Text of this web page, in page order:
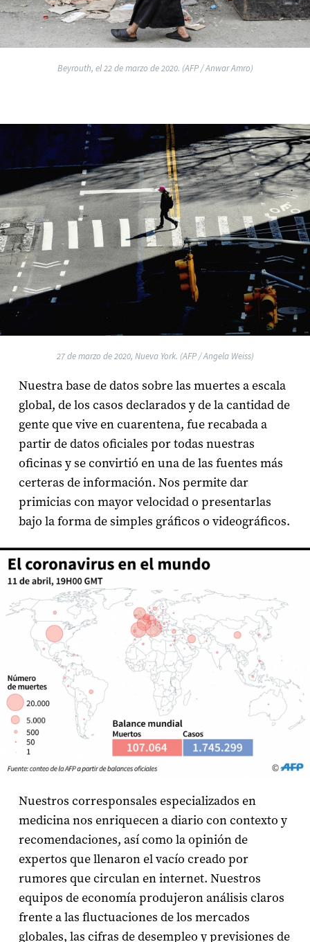
Beyrouth, el 22 de marzo de 2020. (AFP / Anwar Amro)
27 de marzo de 2020, Nueva York. (AFP / Angela Weiss)
Nuestra base de datos sobre las muertes a escala
global, de los casos declarados y de la cantidad de
gente que vive en cuarentena, fue recabada a
partir de datos oficiales por todas nuestras
oficinas y se convirtió en una de las fuentes más
certeras de información. Nos permite dar
primicias con mayor velocidad o presentarlas
bajo la forma de simples gráficos o videográficos.
Nuestros corresponsales especializados en
medicina nos enriquecen a diario con contexto y
recomendaciones, así como la opinión de
expertos que llenaron el vacío creado por
rumores que circulan en internet. Nuestros
equipos de economía produjeron análisis claros
frente a las fluctuaciones de los mercados
globales, las cifras de desempleo y previsiones de